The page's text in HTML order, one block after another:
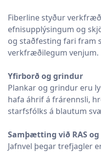
Fiberline styður
efnisupplýsingum og
og staðfesting fari fram
verkfræðilegum venjum.
Yfirborð og grindur
Plankar og grindur eru
hafa áhrif á frárennsli,
starfsfólks á blautum
Samþætting við RAS
Jafnvel þegar trefjagler